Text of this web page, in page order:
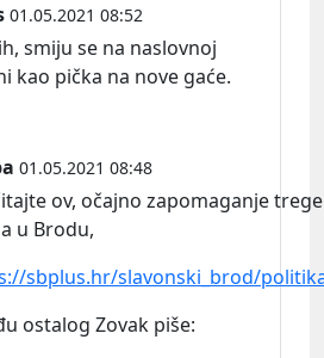
01.05.2021 08:52
smiju se na naslovnoj
kao pička na nove gaće.
01.05.2021 08:48
ov, očajno zapomaganje
u Brodu,
sbplus.hr/slavonski_brod/
ostalog Zovak piše: